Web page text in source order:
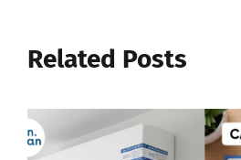
Related Posts